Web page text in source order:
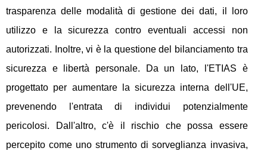
trasparenza delle modalità di gestione dei dati, il loro
utilizzo e la sicurezza contro eventuali accessi non
autorizzati. Inoltre, vi è la questione del bilanciamento tra
sicurezza e libertà personale. Da un lato, l'ETIAS è
progettato per aumentare la sicurezza interna dell'UE,
prevenendo l'entrata di individui potenzialmente
pericolosi. Dall'altro, c'è il rischio che possa essere
percepito come uno strumento di sorveglianza invasiva,